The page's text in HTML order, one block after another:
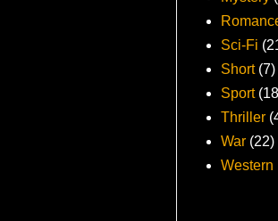
Sci-Fi
Short (7)
Sport
Thriller
War (22)
Western